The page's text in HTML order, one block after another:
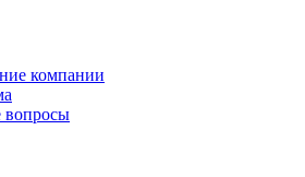
компании
вопросы